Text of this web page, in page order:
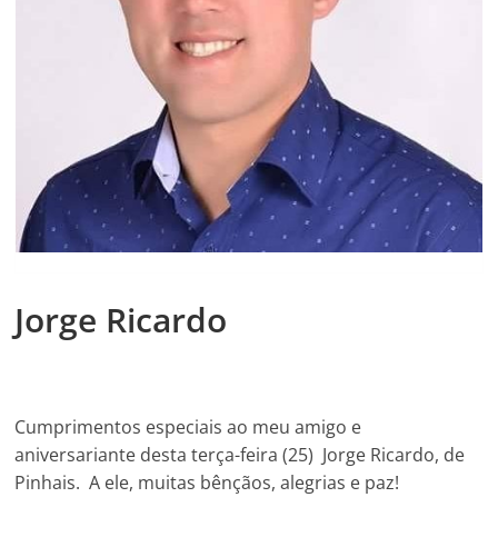
Jorge Ricardo
Cumprimentos especiais ao meu amigo e
aniversariante desta terça-feira (25) Jorge Ricardo, de
Pinhais. A ele, muitas bênçãos, alegrias e paz!